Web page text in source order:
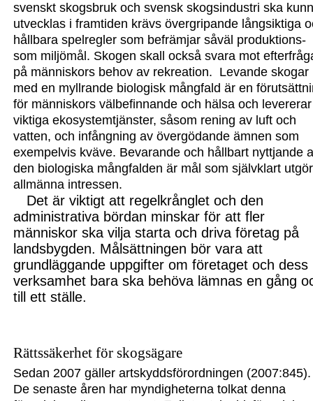
svenskt skogsbruk och svensk skogsindustri ska
utvecklas i framtiden krävs övergripande långsiktiga
hållbara spelregler som befrämjar såväl produktions-
som miljömål. Skogen skall också svara mot
på människors behov av rekreation. Levande skogar
med en myllrande biologisk mångfald är en
för människors välbefinnande och hälsa och levererar
viktiga ekosystemtjänster, såsom rening av luft och
vatten, och infångning avövergödande ämnen som
exempelvis kväve. Bevarande och hållbart nyttjande
den biologiska mångfalden är mål som självklart utgör
allmänna intressen.
Det är viktigt att regelkrånglet och den
administrativa bördan minskar för att fler
människor ska vilja starta och driva företag på
landsbygden. Målsättningen bör vara att
grundläggande uppgifter om företaget och dess
verksamhet bara ska behöva lämnas en gång
till ett ställe.
Rättssäkerhet för skogsägare
Sedan 2007 gäller artskyddsförordningen (2007:845).
De senaste åren har myndigheterna tolkat denna